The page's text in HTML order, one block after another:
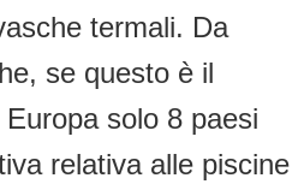
termali. Da
se questo è il
solo 8 paesi
relativa alle piscine